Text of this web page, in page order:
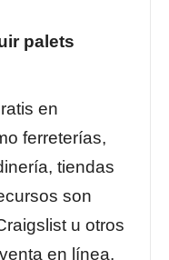
palets
en
ferreterías,
tiendas
son
u otros
en línea.